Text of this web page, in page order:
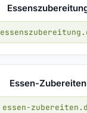
Essen-Zubereiten
essen-